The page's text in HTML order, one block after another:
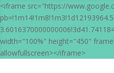
<iframe src="https://
width="100%" height="450"
allowfullscreen></iframe>